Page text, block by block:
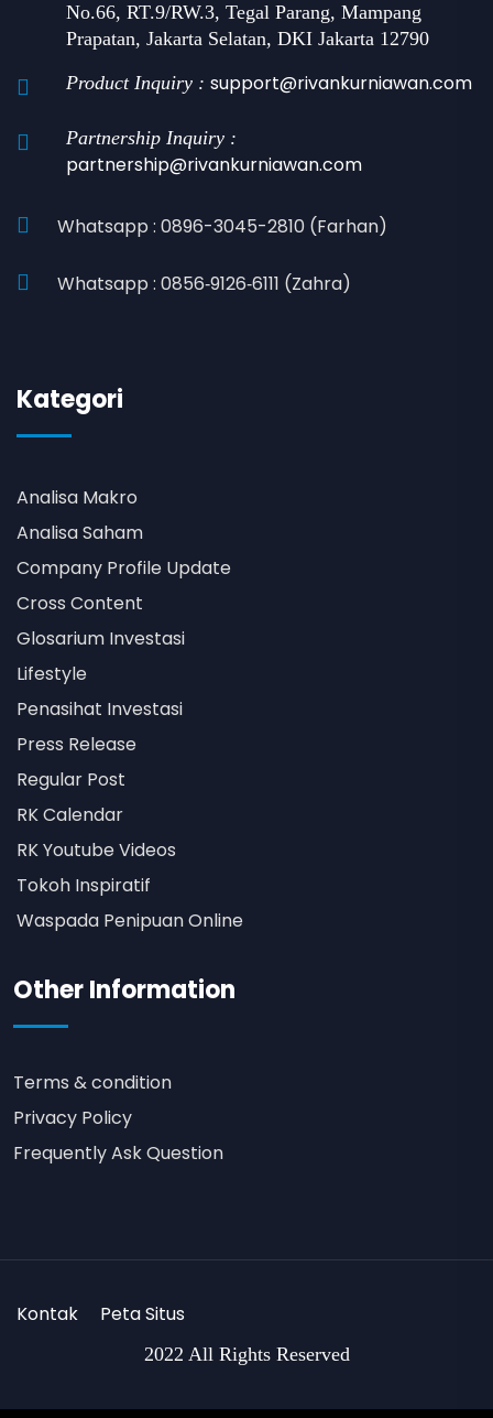
No.66, RT.9/RW.3, Tegal Parang, Mampang
Prapatan, Jakarta Selatan, DKI Jakarta 12790
Product Inquiry : support@rivankurniawan.com
Partnership Inquiry :
partnership@rivankurniawan.com
Whatsapp : 0896-3045-2810 (Farhan)
Whatsapp : 0856‑9126‑6111 (Zahra)
Kategori
Analisa Makro
Analisa Saham
Company Profile Update
Cross Content
Glosarium Investasi
Lifestyle
Penasihat Investasi
Press Release
Regular Post
RK Calendar
RK Youtube Videos
Tokoh Inspiratif
Waspada Penipuan Online
Other Information
Terms & condition
Privacy Policy
Frequently Ask Question
2022 All Rights Reserved
Kontak Peta Situs